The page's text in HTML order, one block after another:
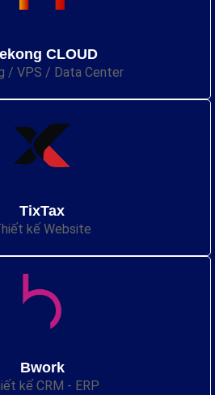
CLOUD
/ VPS / Data Center
TixTax
kế Website
Bwork
kế CRM - ERP